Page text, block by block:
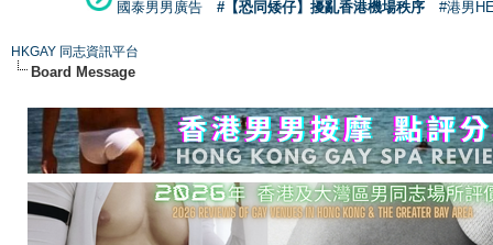
國泰男男廣告
#【恐同矮仔】擾亂香港機場秩序 #港男
HKGAY 同志資訊平台
Board Message